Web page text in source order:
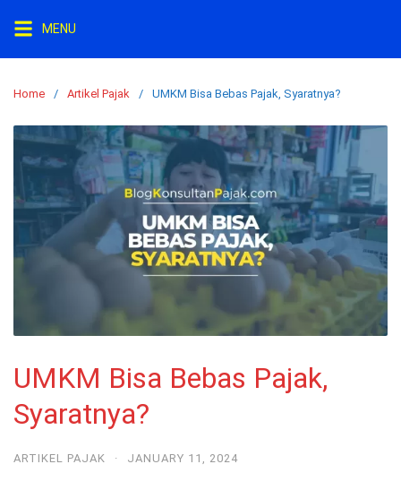
content
MENU
Home Artikel Pajak UMKM Bisa Bebas Pajak, Syaratnya?
UMKM Bisa Bebas Pajak,
Syaratnya?
ARTIKEL PAJAK · JANUARY 11, 2024